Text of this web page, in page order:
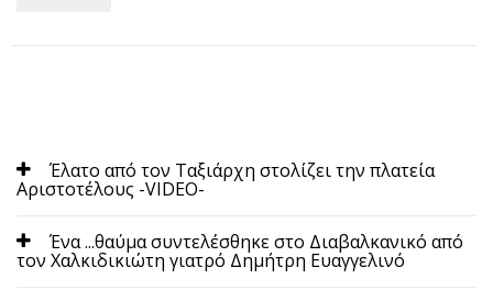
Έλατο από τον Ταξιάρχη στολίζει την πλατεία
Αριστοτέλους -VIDEO-
Ένα ...θαύμα συντελέσθηκε στο Διαβαλκανικό από
τον Χαλκιδικιώτη γιατρό Δημήτρη Ευαγγελινό